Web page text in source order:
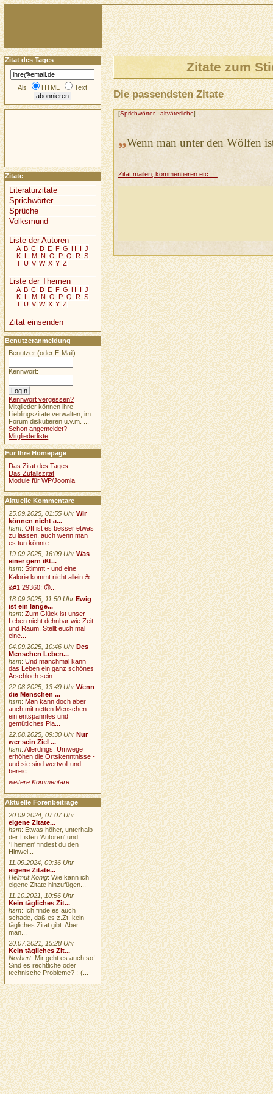
Zitate zum
Die passendsten Zitate
[Sprichwörter- altväterliche]
„Wenn man unter den Wölfen
Zitat mailen, kommentieren etc. ...
Zitat des Tages
Als HTML Text
Zitate
Literaturzitate
Sprichwörter
Sprüche
Volksmund
Liste der Autoren
A B C D E F G H I J
K L M N O P Q R S
T U V W X Y Z
Liste der Themen
A B C D E F G H I J
K L M N O P Q R S
T U V W X Y Z
Zitat einsenden
Benutzeranmeldung
Benutzer (oder E-Mail):
Kennwort:
Kennwort vergessen?
Mitglieder können ihre
Lieblingszitate verwalten, im
Forum diskutieren u.v.m. ...
Schon angemeldet?
Mitgliederliste
Für Ihre Homepage
Das Zitat des Tages
Das Zufallszitat
Module für WP/Joomla
Aktuelle Kommentare
25.09.2025, 01:55 Uhr Wir
können nicht a...
hsm:Oft ist es besser etwas
zu lassen, auch wenn man
es tun könnte....
19.09.2025, 16:09 Uhr Was
einer gern ißt...
hsm:Stimmt - und eine
Kalorie kommt nicht allein.☕
&#1 29360; 🙃...
18.09.2025, 11:50 Uhr Ewig
ist ein lange...
hsm:Zum Glück ist unser
Leben nicht dehnbar wie Zeit
und Raum. Stellt euch mal
eine...
04.09.2025, 10:46 Uhr Des
Menschen Leben...
hsm:Und manchmal kann
das Leben ein ganz schönes
Arschloch sein....
22.08.2025, 13:49 Uhr Wenn
die Menschen ...
hsm:Man kann doch aber
auch mit netten Menschen
ein entspanntes und
gemütliches Pla...
22.08.2025, 09:30 Uhr Nur
wer sein Ziel ...
hsm:Allerdings: Umwege
erhöhen die Ortskenntnisse -
und sie sind wertvoll und
bereic...
weitere Kommentare ...
Aktuelle Forenbeiträge
20.09.2024, 07:07 Uhr
eigene Zitate...
hsm: Etwas höher, unterhalb
der Listen 'Autoren' und
'Themen' findest du den
Hinwei...
11.09.2024, 09:36 Uhr
eigene Zitate...
Helmut König: Wie kann ich
eigene Zitate hinzufügen...
11.10.2021, 10:56 Uhr
Kein tägliches Zit...
hsm: Ich finde es auch
schade, daß es z.Zt. kein
tägliches Zitat gibt. Aber
man...
20.07.2021, 15:28 Uhr
Kein tägliches Zit...
Norbert: Mir geht es auch so!
Sind es rechtliche oder
technische Probleme? :-(...